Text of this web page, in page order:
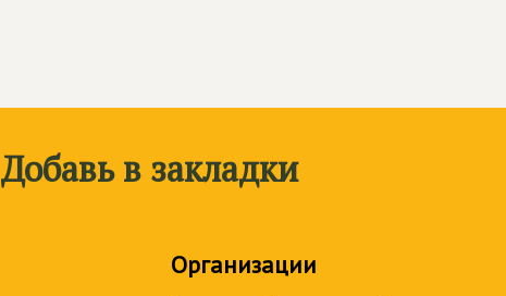
Добавь в закладки
Организации